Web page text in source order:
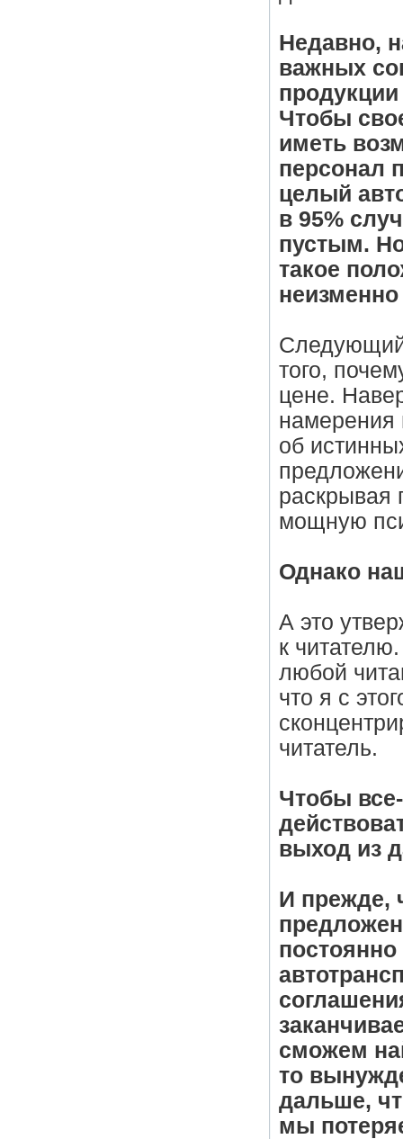
Недавно,
важных
Чтобы
иметь
персонал
целый
в 95%
пустым.
такое
Следующий
того,
цене.
намерения
об
раскрывая
мощную
Однако
А это
к
любой
что я с
читатель.
Чтобы
выход из
И прежде,
сможем
то
дальше,
мы